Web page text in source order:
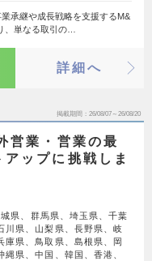
承継や成長戦略を支援するM&
、単なる取引の…
詳細へ
掲載期間 26/08/07～26/08/20
業・営業の最
ップに挑戦しま
県、群馬県、埼玉県、千葉
川県、山梨県、長野県、岐
庫県、鳥取県、島根県、岡
県、中国、韓国、香港、